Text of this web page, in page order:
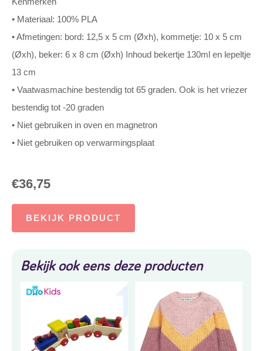
• Materiaal: 100% PLA
• Afmetingen: bord: 12,5 x 5 cm (Øxh), kommetje: 10 x 5 cm
(Øxh), beker: 6 x 8 cm (Øxh) Inhoud bekertje 130ml en lepeltje
13 cm
• Vaatwasmachine bestendig tot 65 graden. Ook is het vriezer
bestendig tot -20 graden
• Niet gebruiken in oven en magnetron
• Niet gebruiken op verwarmingsplaat
€36,75
BEKIJK PRODUCT
Bekijk ook eens deze producten